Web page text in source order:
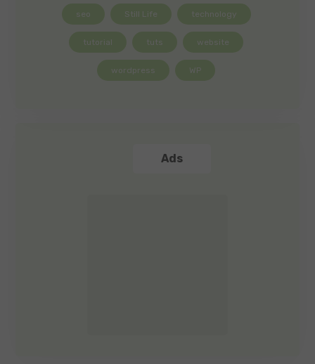
seo Still Life technology
tutorial tuts website
wordpress WP
Ads